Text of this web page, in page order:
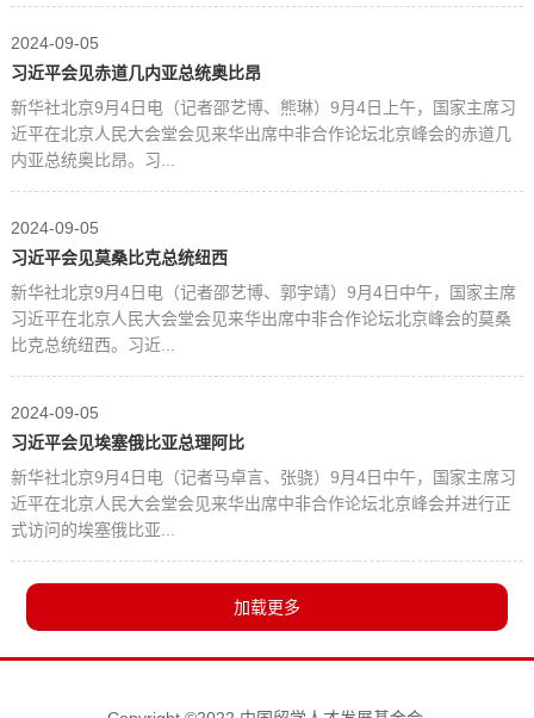
2024-09-05
习近平会见赤道几内亚总统奥比昂
新华社北京9月4日电（记者邵艺博、熊琳）9月4日上午，国家主席习
近平在北京人民大会堂会见来华出席中非合作论坛北京峰会的赤道几
内亚总统奥比昂。习...
2024-09-05
习近平会见莫桑比克总统纽西
新华社北京9月4日电（记者邵艺博、郭宇靖）9月4日中午，国家主席
习近平在北京人民大会堂会见来华出席中非合作论坛北京峰会的莫桑
比克总统纽西。习近...
2024-09-05
习近平会见埃塞俄比亚总理阿比
新华社北京9月4日电（记者马卓言、张骁）9月4日中午，国家主席习
近平在北京人民大会堂会见来华出席中非合作论坛北京峰会并进行正
式访问的埃塞俄比亚...